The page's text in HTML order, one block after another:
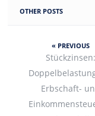
OTHER POSTS
« PREVIOUS
Stückzinsen:
Erbschaft-